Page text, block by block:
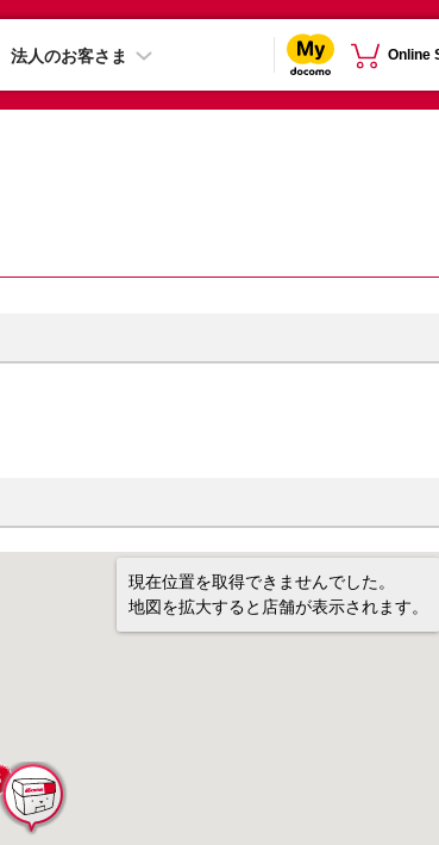
法人のお客さま Online
現在位置を取得できませんでした。
地図を拡大すると店舗が表示されます。